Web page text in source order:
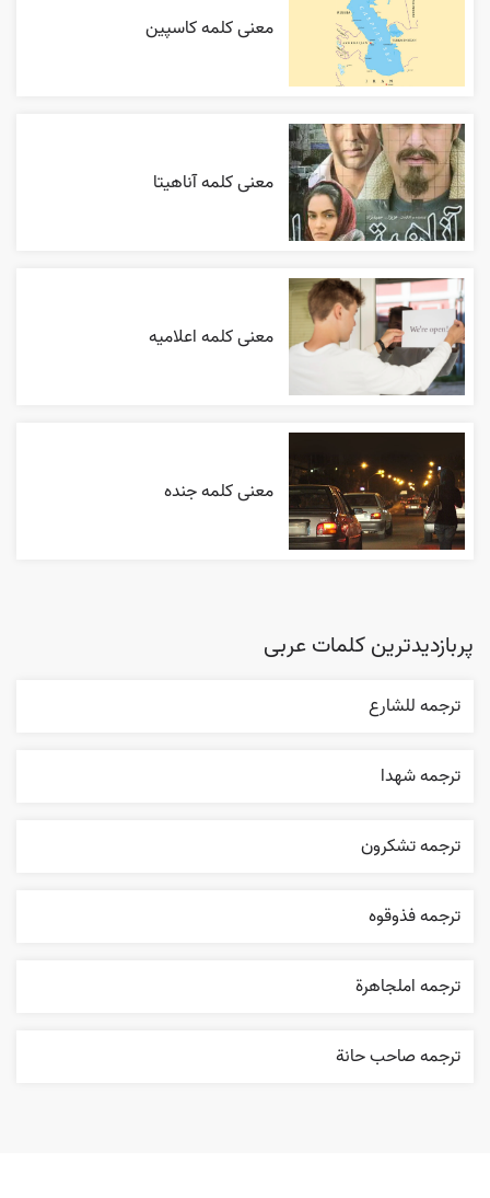
معنی کلمه کاسپین
معنی کلمه آناهیتا
معنی کلمه اعلاميه
معنی کلمه جنده
پربازدیدترین کلمات عربی
ترجمه للشارع
ترجمه شهدا
ترجمه تشکرون
ترجمه فذوقوه
ترجمه املجاهرة
ترجمه صاحب حانة